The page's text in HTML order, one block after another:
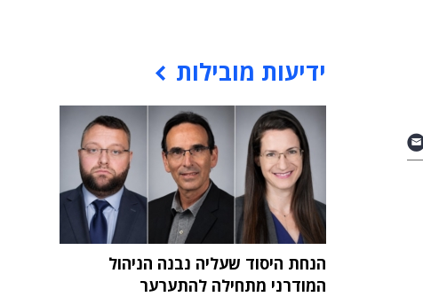
ידיעות מובילות
הנחת היסוד שעליה נבנה הניהול
המודרני מתחילה להתערער